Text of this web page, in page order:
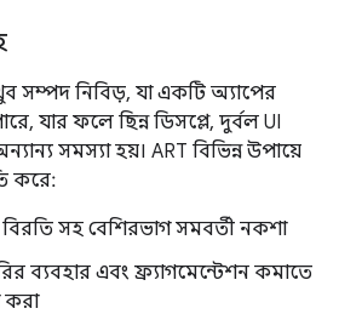
সম্পদ নিবিড়, যা একটি অ্যাপের
যার ফলে ছিন্ন ডিসপ্লে, দুর্বল UI
সমস্যা হয়। ART বিভিন্ন উপায়ে
করে:
সহ বেশিরভাগ সমবর্তী নকশা
ব্যবহার এবং ফ্র্যাগমেন্টেশন কমাতে